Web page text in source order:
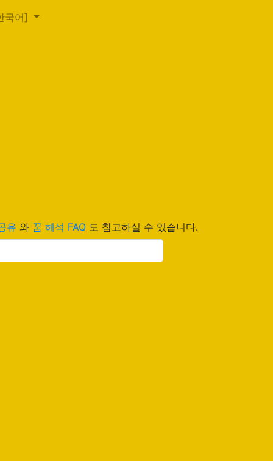
국어]
유 와 꿈 해석 FAQ 도 참고하실 수 있습니다.